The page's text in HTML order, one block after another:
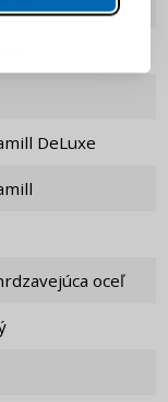
DeLuxe
oceľ